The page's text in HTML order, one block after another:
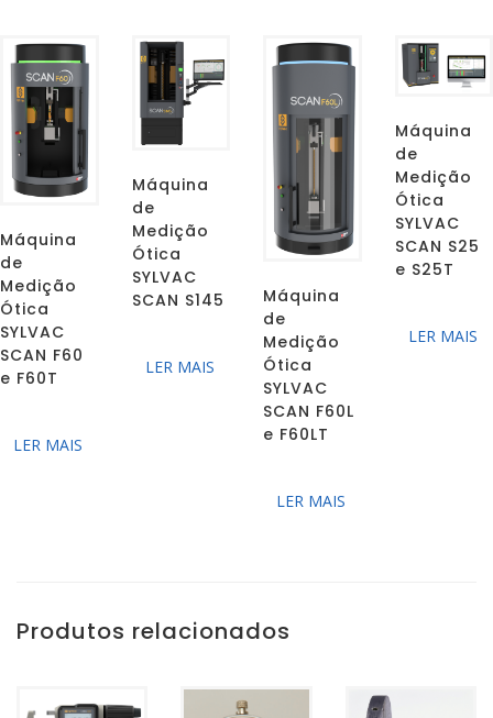
Máquina
de
Medição
Ótica
SYLVAC
SCAN F60
e F60T
LER MAIS
Máquina
de
Medição
Ótica
SYLVAC
SCAN S145
LER MAIS
Máquina
de
Medição
Ótica
SYLVAC
SCAN F60L
e F60LT
LER MAIS
Máquina
de
Medição
Ótica
SYLVAC
SCAN S25
e S25T
LER MAIS
Produtos relacionados